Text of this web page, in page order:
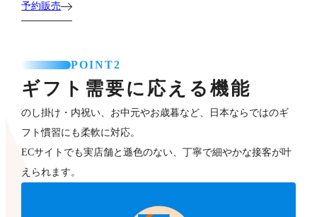
予約販売
POINT2
ギフト需要に応える機能
のし掛け・内祝い、お中元やお歳暮など、日本ならではのギ
フト慣習にも柔軟に対応。
ECサイトでも実店舗と遜色のない、丁寧で細やかな接客が叶
えられます。